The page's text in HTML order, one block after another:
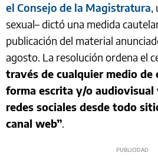
el Consejo de la Magistratura,
sexual– dictó una medida
publicación del material
agosto. La resolución ordena el
través de cualquier medio de
forma escrita y/o audiovisual
redes sociales desde todo
canal web”.